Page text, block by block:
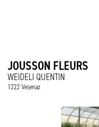
JOUSSON FLEURS
WEIDELI QUENTIN
1222 Vesenaz